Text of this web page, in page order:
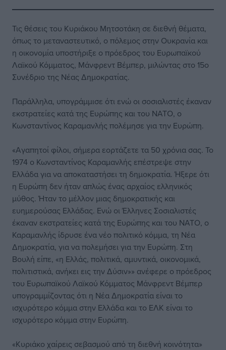
Τις θέσεις του Κυριάκου Μητσοτάκη σε διεθνή θέματα,
όπως το μεταναστευτικό, ο πόλεμος στην Ουκρανία και
η οικονομία υποστήριξε ο πρόεδρος του Ευρωπαϊκού
Λαϊκού Κόμματος, Μάνφρεντ Βέμπερ, μιλώντας στο 15ο
Συνέδριο της Νέας Δημοκρατίας.
Παράλληλα, υπογράμμισε ότι ενώ οι σοσιαλιστές έκαναν
εκστρατείες κατά της Ευρώπης και του ΝΑΤΟ, ο
Κωνσταντίνος Καραμανλής πολέμησε για την Ευρώπη.
«Αγαπητοί φίλοι, σήμερα εορτάζετε τα 50 χρόνια σας. Το
1974 ο Κωνσταντίνος Καραμανλής επέστρεψε στην
Ελλάδα για να αποκαταστήσει τη δημοκρατία. Ήξερε ότι
η Ευρώπη δεν ήταν απλώς ένας αρχαίος ελληνικός
μύθος. Ήταν το μέλλον μιας δημοκρατικής και
ευημερούσας Ελλάδας. Ενώ οι Έλληνες Σοσιαλιστές
έκαναν εκστρατείες κατά της Ευρώπης και του ΝΑΤΟ, ο
Καραμανλής ίδρυσε ένα νέο πολιτικό κόμμα, τη Νέα
Δημοκρατία, για να πολεμήσει για την Ευρώπη. Στη
Βουλή είπε, «η Ελλάς, πολιτικά, αμυντικά, οικονομικά,
πολιτιστικά, ανήκει εις την Δύσιν»» ανέφερε ο πρόεδρος
του Ευρωπαϊκού Λαϊκού Κόμματος Μάνφρεντ Βέμπερ
υπογραμμίζοντας ότι η Νέα Δημοκρατία είναι το
ισχυρότερο κόμμα στην Ελλάδα και το ΕΛΚ είναι το
ισχυρότερο κόμμα στην Ευρώπη.
«Κυριάκο χαίρεις σεβασμού από τη διεθνή κοινότητα»